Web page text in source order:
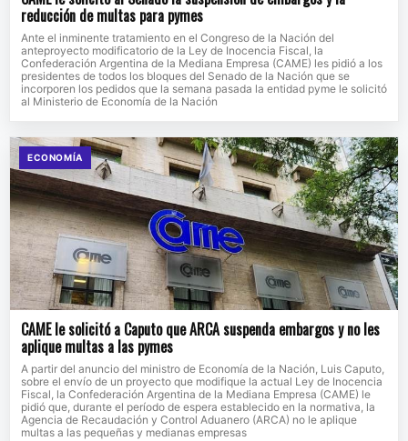
reducción de multas para pymes
Ante el inminente tratamiento en el Congreso de la Nación del
anteproyecto modificatorio de la Ley de Inocencia Fiscal, la
Confederación Argentina de la Mediana Empresa (CAME) les pidió a los
presidentes de todos los bloques del Senado de la Nación que se
incorporen los pedidos que la semana pasada la entidad pyme le solicitó
al Ministerio de Economía de la Nación
ECONOMÍA
CAME le solicitó a Caputo que ARCA suspenda embargos y no les
aplique multas a las pymes
A partir del anuncio del ministro de Economía de la Nación, Luis Caputo,
sobre el envío de un proyecto que modifique la actual Ley de Inocencia
Fiscal, la Confederación Argentina de la Mediana Empresa (CAME) le
pidió que, durante el período de espera establecido en la normativa, la
Agencia de Recaudación y Control Aduanero (ARCA) no le aplique
multas a las pequeñas y medianas empresas